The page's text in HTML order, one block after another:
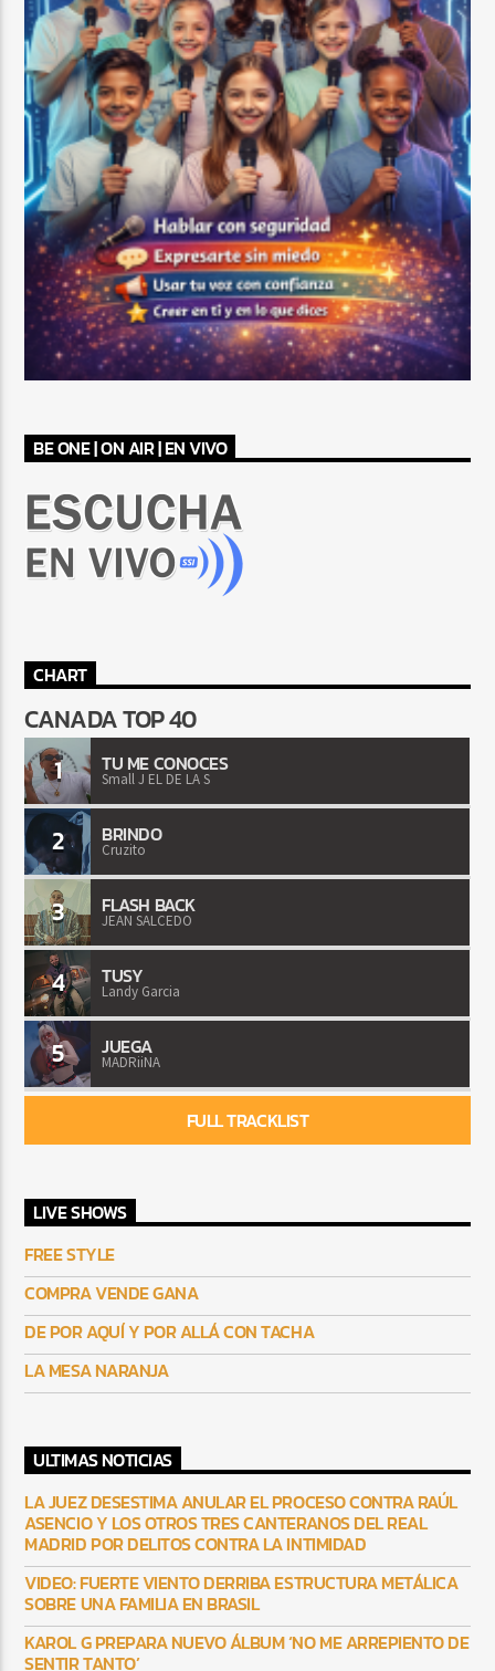
BE ONE | ON AIR | EN VIVO
CHART
CANADA TOP 40
1 TU ME CONOCES
Small J EL DE LA S
2 BRINDO
Cruzito
3 FLASH BACK
JEAN SALCEDO
4 TUSY
Landy Garcia
5 JUEGA
MADRiiNA
FULL TRACKLIST
LIVE SHOWS
FREE STYLE
COMPRA VENDE GANA
DE POR AQUÍ Y POR ALLÁ CON TACHA
LA MESA NARANJA
ULTIMAS NOTICIAS
LA JUEZ DESESTIMA ANULAR EL PROCESO CONTRA RAÚL
ASENCIO Y LOS OTROS TRES CANTERANOS DEL REAL
MADRID POR DELITOS CONTRA LA INTIMIDAD
VIDEO: FUERTE VIENTO DERRIBA ESTRUCTURA METÁLICA
SOBRE UNA FAMILIA EN BRASIL
KAROL G PREPARA NUEVO ÁLBUM ‘NO ME ARREPIENTO DE
SENTIR TANTO’